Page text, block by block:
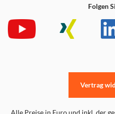
Folgen
Alle Preise in Euro und inkl. der
Vertrag